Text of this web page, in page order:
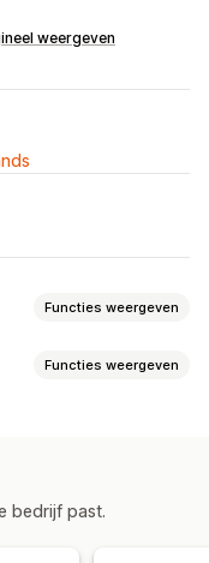
weergeven
Functies weergeven
Producten
Functies weergeven
bedrijf past.